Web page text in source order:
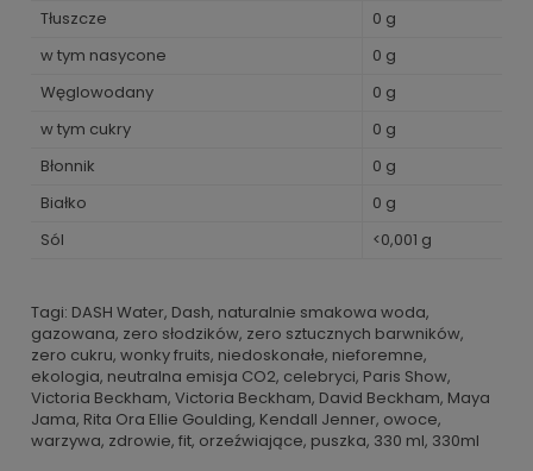
Tłuszcze
0 g
w tym nasycone
0 g
Węglowodany
0 g
w tym cukry
0 g
Błonnik
0 g
Białko
0 g
Sól
<0,001 g
Tagi: DASH Water, Dash, naturalnie smakowa woda,
gazowana, zero słodzików, zero sztucznych barwników,
zero cukru, wonky fruits, niedoskonałe, nieforemne,
ekologia, neutralna emisja CO2, celebryci, Paris Show,
Victoria Beckham, Victoria Beckham, David Beckham, Maya
Jama, Rita Ora Ellie Goulding, Kendall Jenner, owoce,
warzywa, zdrowie, fit, orzeźwiające, puszka, 330 ml, 330ml